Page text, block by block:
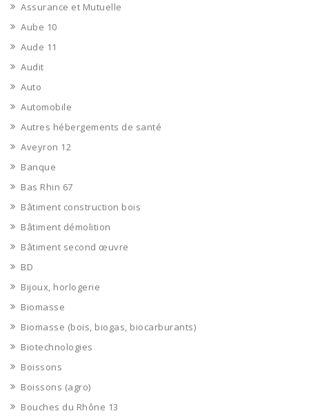
Assurance et Mutuelle
Aube 10
Aude 11
Audit
Auto
Automobile
Autres hébergements de santé
Aveyron 12
Banque
Bas Rhin 67
Bâtiment construction bois
Bâtiment démolition
Bâtiment second œuvre
BD
Bijoux, horlogerie
Biomasse
Biomasse (bois, biogas, biocarburants)
Biotechnologies
Boissons
Boissons (agro)
Bouches du Rhône 13